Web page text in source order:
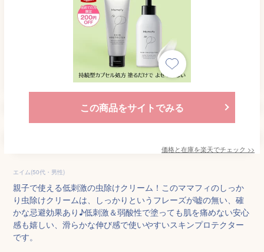
この商品をサイトでみる
価格と在庫を楽天でチェック >>
エイム(50代・男性)
親子で使える低刺激の虫除けクリーム！このママフィのしっか
り虫除けクリームは、しっかりというフレーズが嘘の無い、確
かな忌避効果あり♪低刺激＆弱酸性で塗っても肌を痛めない安心
感も嬉しい、滑らかな伸び感で使いやすいスキンプロテクター
です。